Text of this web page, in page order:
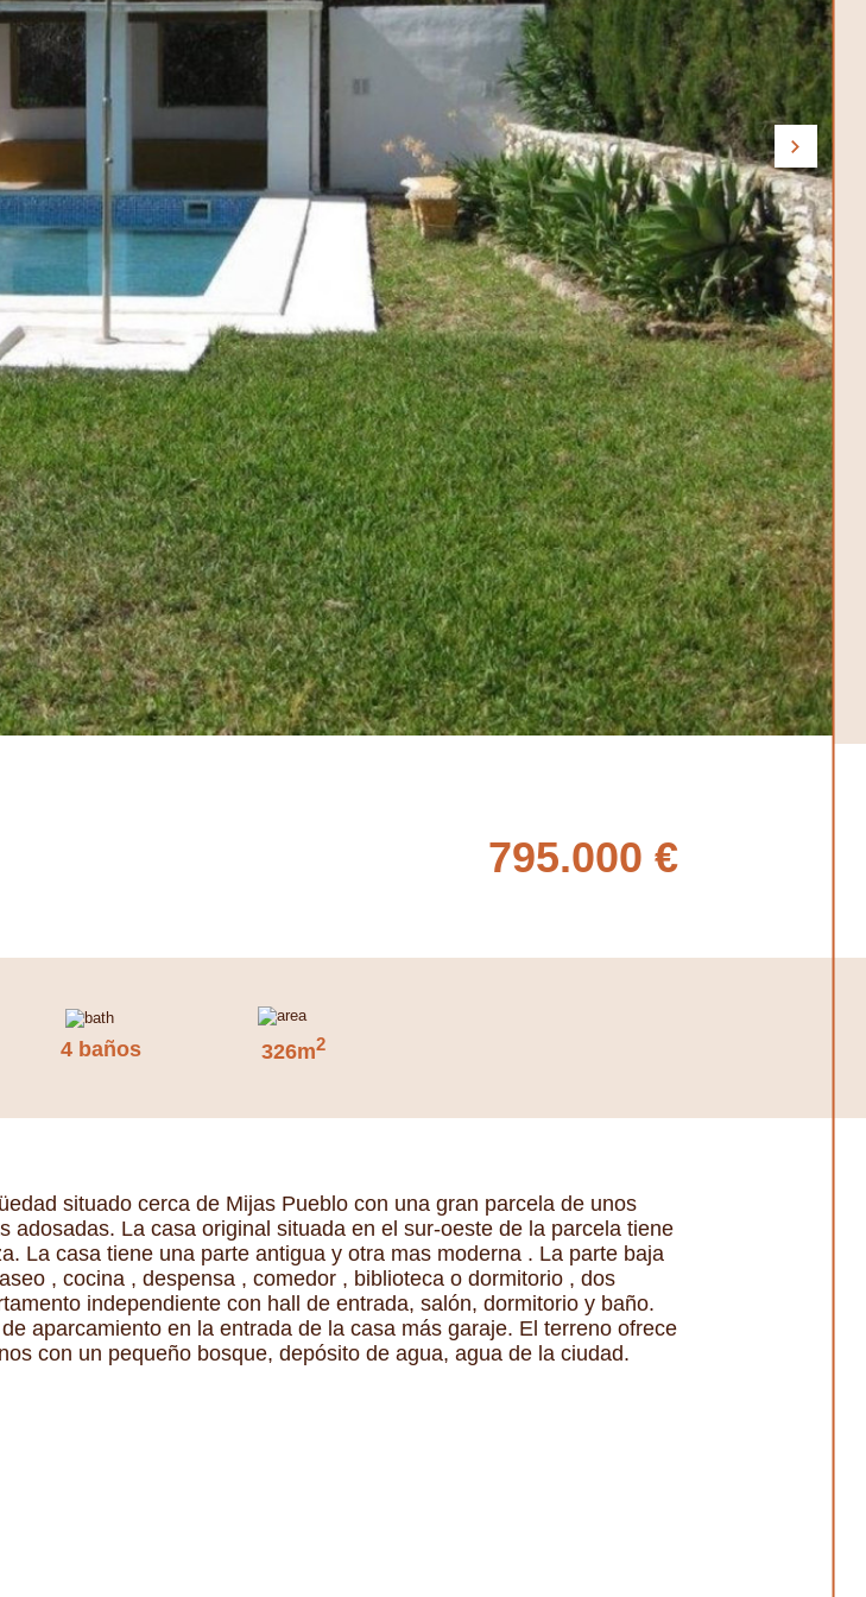
795.000 €
4 baños 326m2
situado cerca de Mijas Pueblo con una gran parcela de unos
La casa original situada en el sur-oeste de la parcela tiene
La casa tiene una parte antigua y otra mas moderna . La parte baja
, cocina , despensa , comedor , biblioteca o dormitorio , dos
independiente con hall de entrada, salón, dormitorio y baño.
aparcamiento en la entrada de la casa más garaje. El terreno ofrece
con un pequeño bosque, depósito de agua, agua de la ciudad.